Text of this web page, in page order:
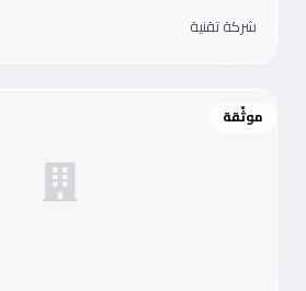
شركة تقنية
موثّقة